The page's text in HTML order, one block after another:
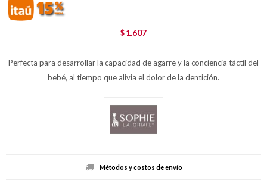
$ 1.607
Perfecta para desarrollar la capacidad de agarre y la conciencia táctil del
bebé, al tiempo que alivia el dolor de la dentición.
Métodos y costos de envío